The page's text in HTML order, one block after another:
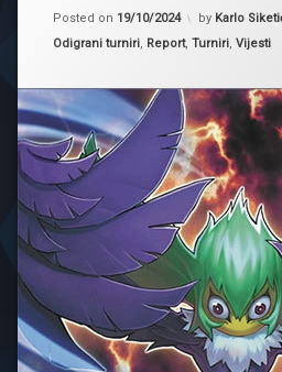
Posted on 19/10/2024
Updated on
by Karlo
Kategorije:
Odigrani turniri, Report, Turniri, Vijesti
championship
Edison
Yugioh